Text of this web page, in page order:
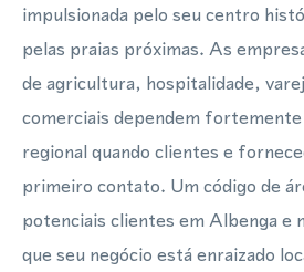
impulsionada pelo seu centro
pelas praias próximas. As
de agricultura, hospitalidade,
comerciais dependem fortemente
regional quando clientes e
primeiro contato. Um código de
potenciais clientes em Albenga e
que seu negócio está enraizado